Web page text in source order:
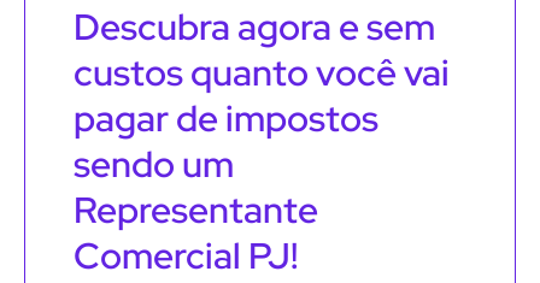
Descubra agora e sem
custos quanto você vai
pagar de impostos
sendo um
Representante
Comercial PJ!